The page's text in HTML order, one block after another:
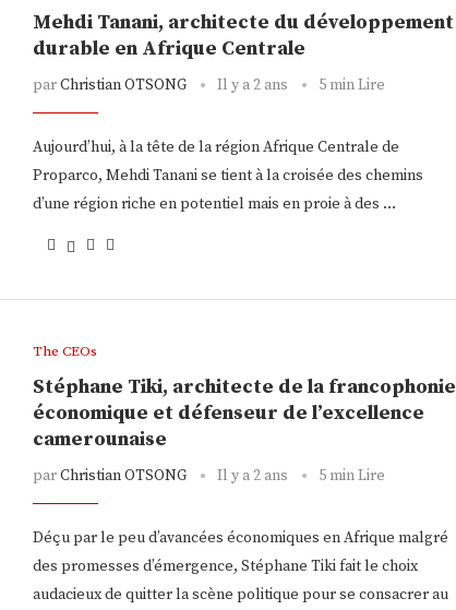
Mehdi Tanani, architecte du développement
durable en Afrique Centrale
parChristian OTSONG Il y a 2 ans 5 min Lire
Aujourd’hui, à la tête de la région Afrique Centrale de
Proparco, Mehdi Tanani se tient à la croisée des chemins
d’une région riche en potentiel mais en proie à des …
The CEOs
Stéphane Tiki, architecte de la francophonie
économique et défenseur de l’excellence
camerounaise
parChristian OTSONG Il y a 2 ans 5 min Lire
Déçu par le peu d’avancées économiques en Afrique malgré
des promesses d’émergence, Stéphane Tiki fait le choix
audacieux de quitter la scène politique pour se consacrer au